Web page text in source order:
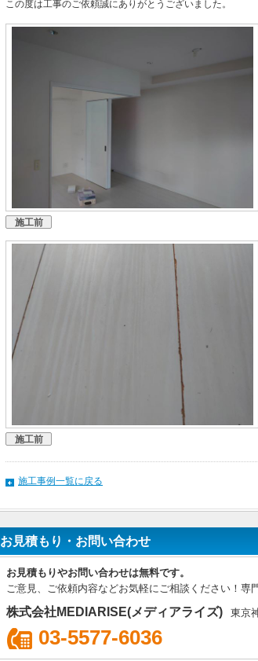
この度は工事のご依頼誠にありがとうございました。
施工前
施工前
施工事例一覧に戻る
お見積もり・お問い合わせ
お見積もりやお問い合わせは無料です。
ご意見、ご依頼内容などお気軽にご相談ください！専
株式会社MEDIARISE(メディアライズ) 東京
03-5577-6036